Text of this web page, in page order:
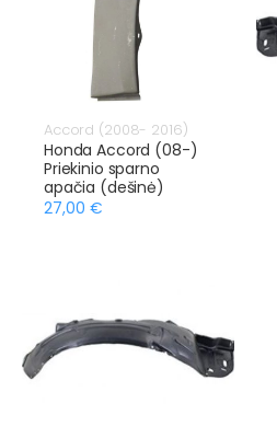
Accord (2008- 2016)
Honda Accord (08-)
Priekinio sparno
apačia (dešinė)
27,00 €